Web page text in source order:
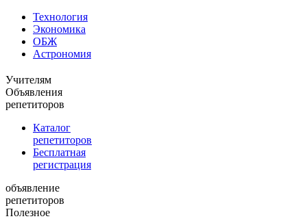
Технология
Экономика
ОБЖ
Астрономия
Учителям
Объявления
репетиторов
Каталог
репетиторов
Бесплатная
регистрация
объявление
репетиторов
Полезное